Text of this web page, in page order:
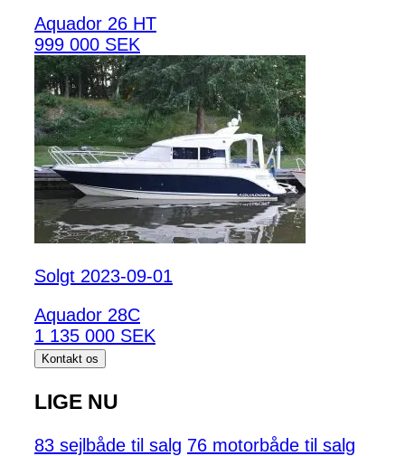
Aquador 26 HT
999 000 SEK
Solgt 2023-09-01
Aquador 28C
1 135 000 SEK
Kontakt os
LIGE NU
83 sejlbåde til salg 76 motorbåde til salg